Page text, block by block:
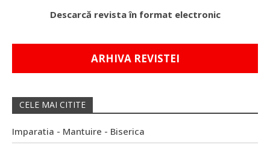
Descarcă revista în format electronic
ARHIVA REVISTEI
CELE MAI CITITE
Imparatia - Mantuire - Biserica